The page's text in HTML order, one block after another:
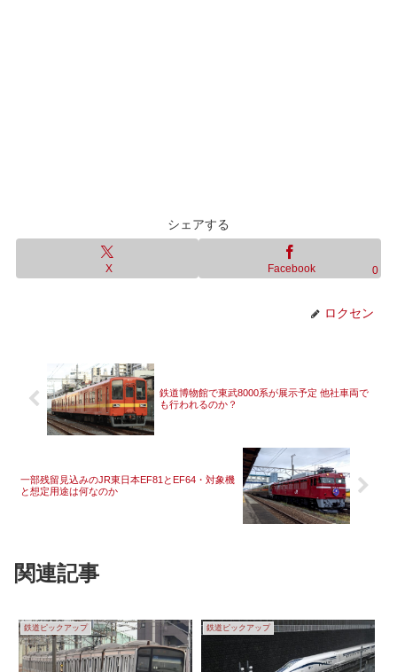
シェアする
X Facebook 0
ロクセン
鉄道博物館で東武8000系が展示予定 他社車両で
も行われるのか？
一部残留見込みのJR東日本EF81とEF64・対象機
と想定用途は何なのか
関連記事
鉄道ピックアップ 鉄道ピックアップ